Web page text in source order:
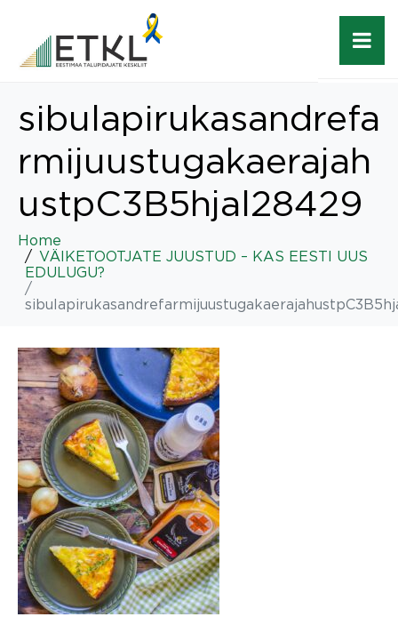
sibulapirukasandrefa
rmijuustugakaerajah
ustpC3B5hjal28429
Home
VÄIKETOOTJATE JUUSTUD – KAS EESTI UUS
EDULUGU?